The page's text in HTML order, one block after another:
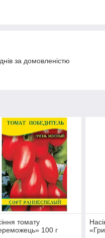
за домовленістю
томату
100 г